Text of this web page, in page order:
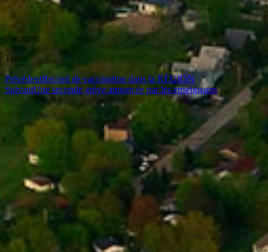
Partager:
Taux:
PrécédentRecord de vaccination dans la RÉGION
SuivantUne seconde grève annoncée par les enseignants